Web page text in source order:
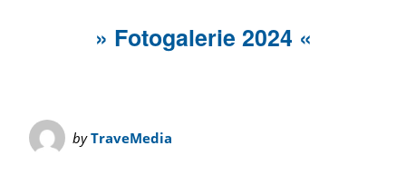
» Fotogalerie 2024 «
byTraveMedia